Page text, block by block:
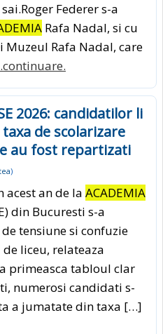
Federer s-a
Rafa Nadal, si cu
Muzeul Rafa Nadal, care
2026: candidatilor li
de scolarizare
au fost repartizati
)
acest an de la ACADEMIA
din Bucuresti s-a
tensiune si confuzie
liceu, relateaza
primeasca tabloul clar
numerosi candidati s-
a jumatate din taxa […]